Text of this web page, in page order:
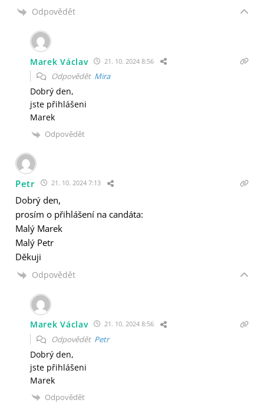
Odpovědět
Marek Václav 21. 10. 2024 8:56
Odpovědět Mira
Dobrý den,
jste přihlášeni
Marek
Odpovědět
Petr 21. 10. 2024 7:13
Dobrý den,
prosím o přihlášení na candáta:
Malý Marek
Malý Petr
Děkuji
Odpovědět
Marek Václav 21. 10. 2024 8:56
Odpovědět Petr
Dobrý den,
jste přihlášeni
Marek
Odpovědět